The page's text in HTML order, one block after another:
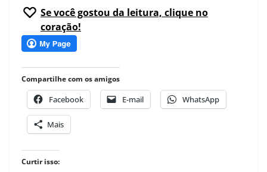
Se você gostou da leitura, clique no
coração!
Compartilhe com os amigos
Facebook E-mail WhatsApp
Mais
Curtir isso: